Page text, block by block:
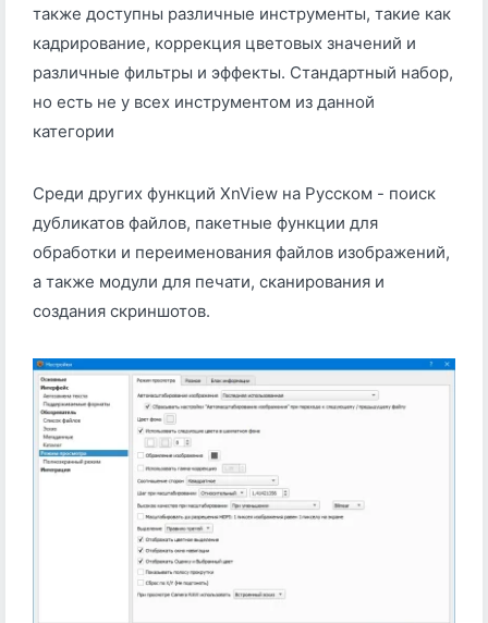
также доступны различные инструменты, такие как
кадрирование, коррекция цветовых значений и
различные фильтры и эффекты. Стандартный набор,
но есть не у всех инструментом из данной
категории
Среди других функций XnView на Русском - поиск
дубликатов файлов, пакетные функции для
обработки и переименования файлов изображений,
а также модули для печати, сканирования и
создания скриншотов.